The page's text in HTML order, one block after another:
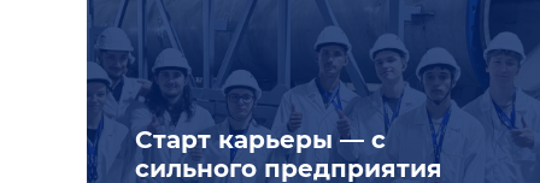
Старт карьеры — с
сильного предприятия